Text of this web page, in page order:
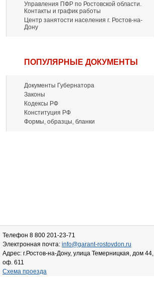
Управления ПФР по Ростовской области.
Контакты и график работы
Центр занятости населения г. Ростов-на-
Дону
ПОПУЛЯРНЫЕ ДОКУМЕНТЫ
Документы Губернатора
Законы
Кодексы РФ
Конституция РФ
Формы, образцы, бланки
Телефон 8 800 201-23-71
Электронная почта: info@garant-rostovdon.ru
Адрес: г.Ростов-на-Дону, улица Темерницкая, дом 44,
оф. 611
Схема проезда